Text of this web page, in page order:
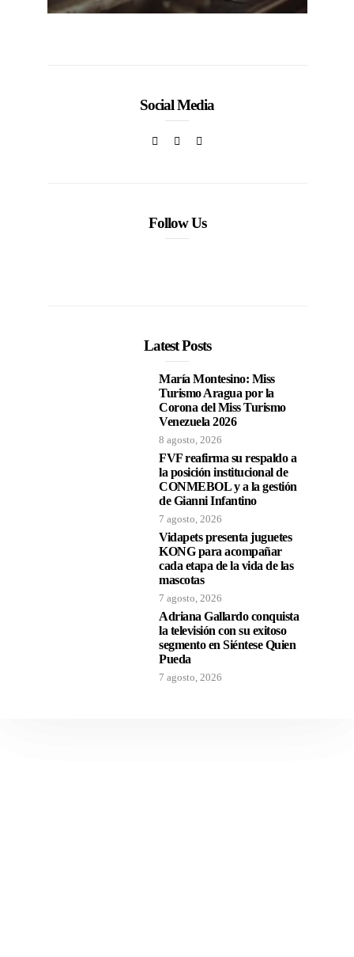
Social Media
Follow Us
Latest Posts
María Montesino: Miss
Turismo Aragua por la
Corona del Miss Turismo
Venezuela 2026
8 agosto, 2026
FVF reafirma su respaldo a
la posición institucional de
CONMEBOL y a la gestión
de Gianni Infantino
7 agosto, 2026
Vidapets presenta juguetes
KONG para acompañar
cada etapa de la vida de las
mascotas
7 agosto, 2026
Adriana Gallardo conquista
la televisión con su exitoso
segmento en Siéntese Quien
Pueda
7 agosto, 2026